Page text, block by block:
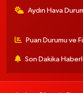
Aydın Hava
Puan Durumu ve
Son Dakika